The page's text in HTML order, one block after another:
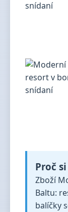
Proč
Zboží
Baltu:
balíčky